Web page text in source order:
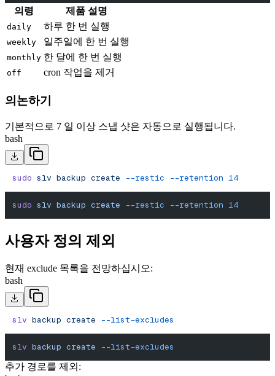
의령 제품 설명
daily 하루 한 번 실행
weekly 일주일에 한 번 실행
monthly 한 달에 한 번 실행
off cron 작업을 제거
의논하기
기본적으로 7 일 이상 스냅 샷은 자동으로 실행됩니다.
bash
sudo slv backup create --restic --retention 14
sudo slv backup create --restic --retention 14
사용자 정의 제외
현재 exclude 목록을 전망하십시오:
bash
slv backup create --list-excludes
slv backup create --list-excludes
추가 경로를 제외: